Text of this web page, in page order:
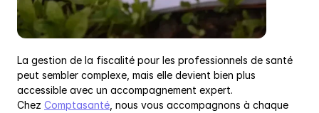
La gestion de la fiscalité pour les professionnels de santé
peut sembler complexe, mais elle devient bien plus
accessible avec un accompagnement expert.
Chez Comptasanté, nous vous accompagnons à chaque